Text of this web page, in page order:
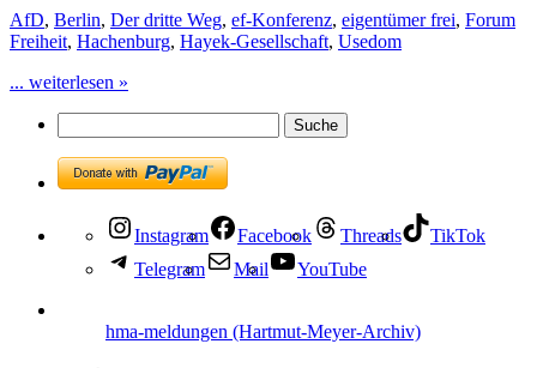
AfD, Berlin, Der dritte Weg, ef-Konferenz, eigentümer frei, Forum
Freiheit, Hachenburg, Hayek-Gesellschaft, Usedom
... weiterlesen »
Instagram Facebook Threads
TikTok
Telegram
Mail YouTube
hma-meldungen (Hartmut-Meyer-Archiv)